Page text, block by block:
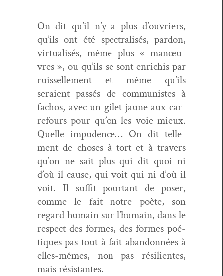
On dit qu’il n’y a plus d’ouvriers,
qu’ils ont été spec­tral­isés, par­don,
vir­tu­al­isés, même plus « manœu­
vres », ou qu’ils se sont enrichis par
ruis­selle­ment et même qu’ils
seraient passés de com­mu­nistes à
fachos, avec un gilet jaune aux car­
refours pour qu’on les voie mieux.
Quelle impu­dence… On dit telle­
ment de choses à tort et à tra­vers
qu’on ne sait plus qui dit quoi ni
d’où il cause, qui voit qui ni d’où il
voit. Il suf­fit pour­tant de pos­er,
comme le fait notre poète, son
regard humain sur l’humain, dans le
respect des formes, des formes poé­
tiques pas tout à fait aban­don­nées à
elles-mêmes, non pas résilientes,
mais résistantes.